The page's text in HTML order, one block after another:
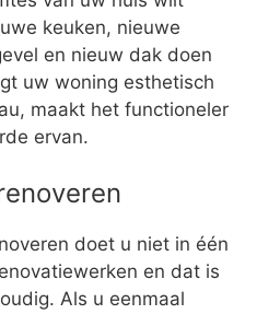
keuken, nieuwe
en nieuw dak doen
uw woning esthetisch
maakt het functioneler
ervan.
doet u niet in één
en dat is
Als u eenmaal